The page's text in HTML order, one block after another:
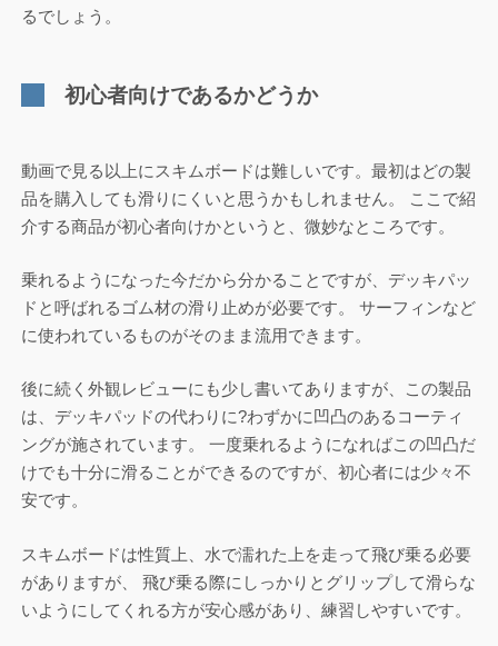
るでしょう。
初心者向けであるかどうか
動画で見る以上にスキムボードは難しいです。最初はどの製
品を購入しても滑りにくいと思うかもしれません。 ここで紹
介する商品が初心者向けかというと、微妙なところです。
乗れるようになった今だから分かることですが、デッキパッ
ドと呼ばれるゴム材の滑り止めが必要です。 サーフィンなど
に使われているものがそのまま流用できます。
後に続く外観レビューにも少し書いてありますが、この製品
は、デッキパッドの代わりに?わずかに凹凸のあるコーティ
ングが施されています。 一度乗れるようになればこの凹凸だ
けでも十分に滑ることができるのですが、初心者には少々不
安です。
スキムボードは性質上、水で濡れた上を走って飛び乗る必要
がありますが、 飛び乗る際にしっかりとグリップして滑らな
いようにしてくれる方が安心感があり、練習しやすいです。